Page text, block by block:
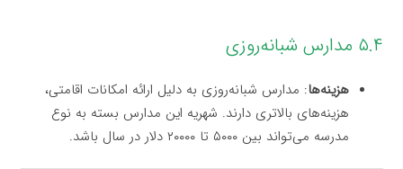
۵.۴ مدارس شبانه‌روزی
هزینه‌ها: مدارس شبانه‌روزی به دلیل ارائه امکانات اقامتی،
هزینه‌های بالاتری دارند. شهریه این مدارس بسته به نوع
مدرسه می‌تواند بین ۵۰۰۰ تا ۲۰۰۰۰ دلار در سال باشد.